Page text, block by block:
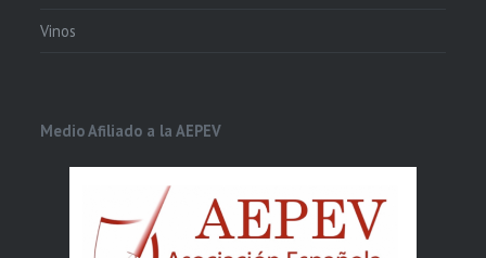
Vinos
Medio Afiliado a la AEPEV